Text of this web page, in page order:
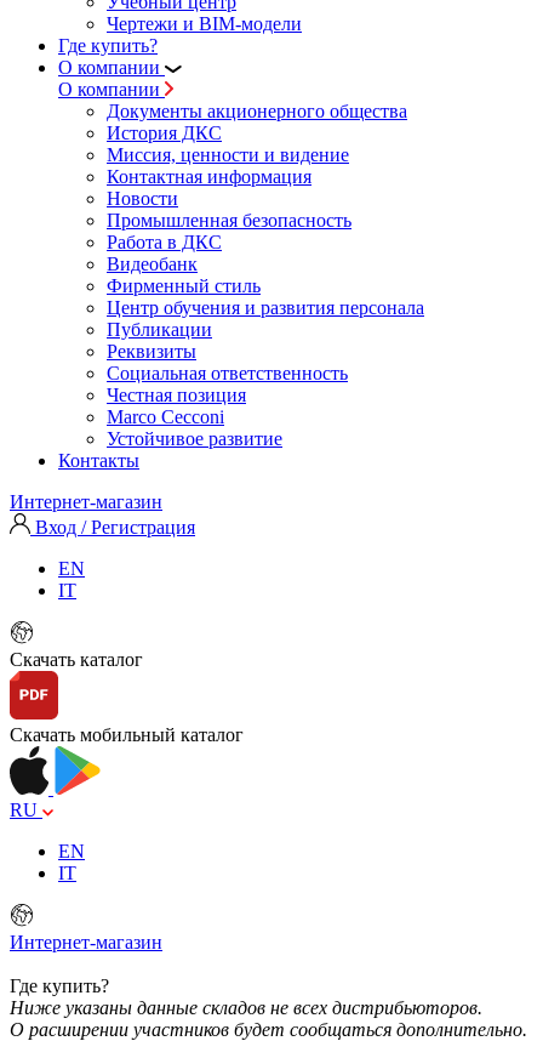
Чертежи и BIM-модели
Где купить?
О компании
О компании
Документы акционерного общества
История ДКС
Миссия, ценности и видение
Контактная информация
Новости
Промышленная безопасность
Работа в ДКС
Видеобанк
Фирменный стиль
Центр обучения и развития персонала
Публикации
Реквизиты
Социальная ответственность
Честная позиция
Marco Cecconi
Устойчивое развитие
Контакты
Интернет-магазин
Вход / Регистрация
EN
IT
Скачать каталог
Скачать мобильный каталог
RU
EN
IT
Интернет-магазин
Где купить?
Ниже указаны данные складов не всех дистрибьюторов.
О расширении участников будет сообщаться дополнительно.